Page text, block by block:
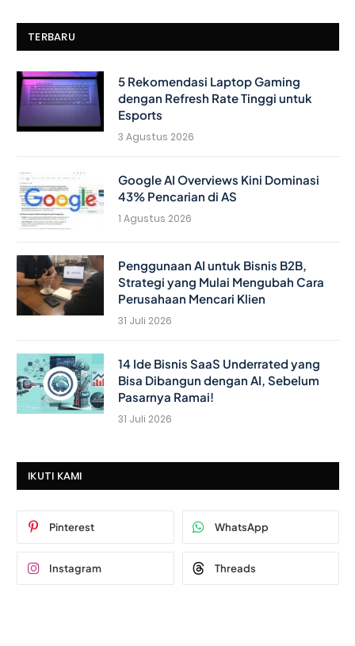
TERBARU
5 Rekomendasi Laptop Gaming
dengan Refresh Rate Tinggi untuk
Esports
3 Agustus 2026
Google AI Overviews Kini Dominasi
43% Pencarian di AS
1 Agustus 2026
Penggunaan AI untuk Bisnis B2B,
Strategi yang Mulai Mengubah Cara
Perusahaan Mencari Klien
31 Juli 2026
14 Ide Bisnis SaaS Underrated yang
Bisa Dibangun dengan AI, Sebelum
Pasarnya Ramai!
31 Juli 2026
IKUTI KAMI
Pinterest WhatsApp
Instagram Threads